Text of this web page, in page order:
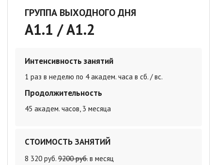
ГРУППА ВЫХОДНОГО ДНЯ
A1.1 / A1.2
Интенсивность занятий
1 раз в неделю по 4 академ. часа в сб. / вс.
Продолжительность
45 академ. часов, 3 месяца
СТОИМОСТЬ ЗАНЯТИЙ
8 320 руб. 9200 руб. в месяц